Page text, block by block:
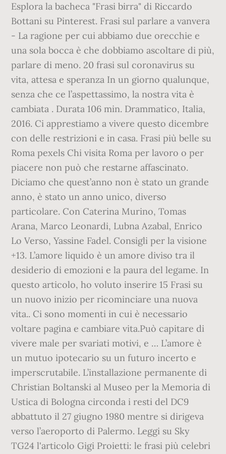
Esplora la bacheca "Frasi birra" di Riccardo
Bottani su Pinterest. Frasi sul parlare a vanvera
- La ragione per cui abbiamo due orecchie e
una sola bocca è che dobbiamo ascoltare di più,
parlare di meno. 20 frasi sul coronavirus su
vita, attesa e speranza In un giorno qualunque,
senza che ce l’aspettassimo, la nostra vita è
cambiata . Durata 106 min. Drammatico, Italia,
2016. Ci apprestiamo a vivere questo dicembre
con delle restrizioni e in casa. Frasi più belle su
Roma pexels Chi visita Roma per lavoro o per
piacere non può che restarne affascinato.
Diciamo che quest’anno non è stato un grande
anno, è stato un anno unico, diverso
particolare. Con Caterina Murino, Tomas
Arana, Marco Leonardi, Lubna Azabal, Enrico
Lo Verso, Yassine Fadel. Consigli per la visione
+13. L’amore liquido è un amore diviso tra il
desiderio di emozioni e la paura del legame. In
questo articolo, ho voluto inserire 15 Frasi su
un nuovo inizio per ricominciare una nuova
vita.. Ci sono momenti in cui è necessario
voltare pagina e cambiare vita.Può capitare di
vivere male per svariati motivi, e … L’amore è
un mutuo ipotecario su un futuro incerto e
imperscrutabile. L’installazione permanente di
Christian Boltanski al Museo per la Memoria di
Ustica di Bologna circonda i resti del DC9
abbattuto il 27 giugno 1980 mentre si dirigeva
verso l’aeroporto di Palermo. Leggi su Sky
TG24 l'articolo Gigi Proietti: le frasi più celebri